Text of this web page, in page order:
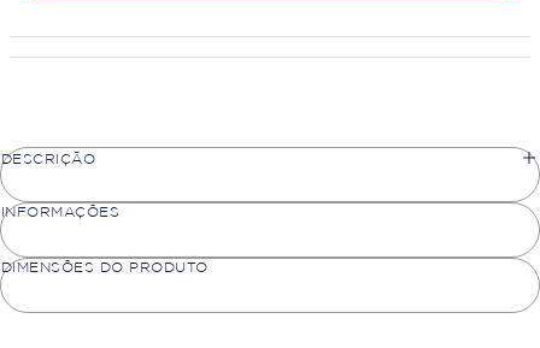
DESCRIÇÃO
INFORMAÇÕES
DIMENSÕES DO PRODUTO